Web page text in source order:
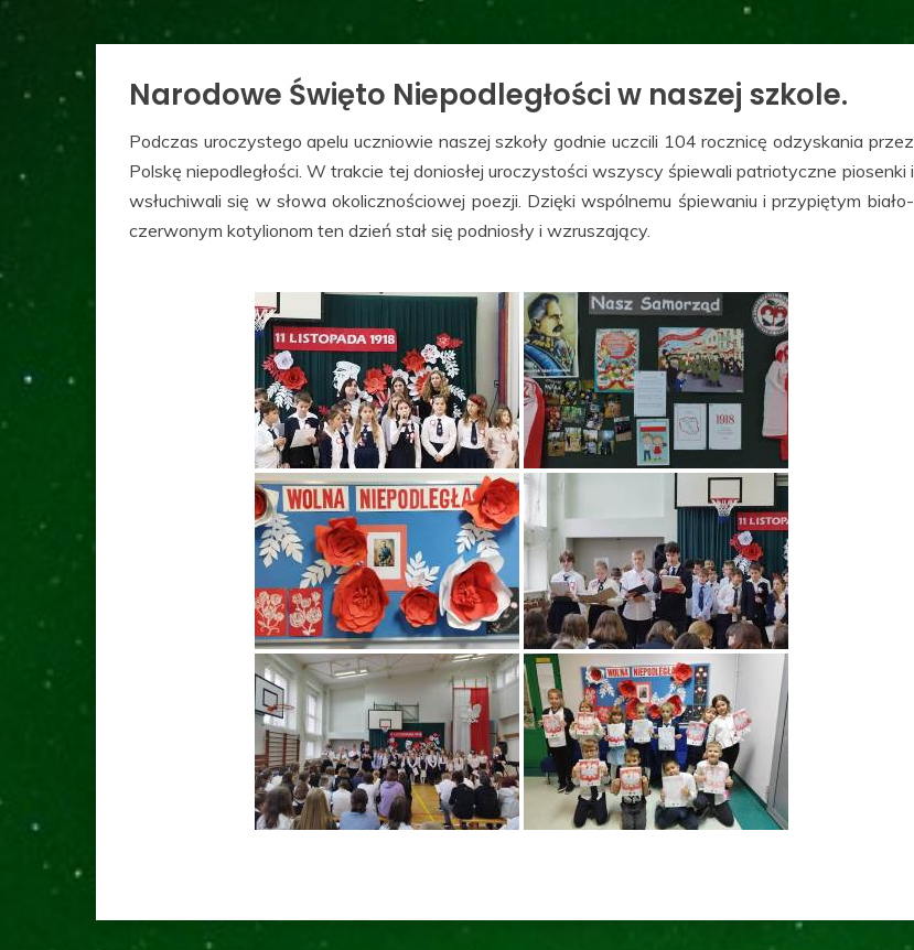
Narodowe Święto Niepodległości w naszej szkole.
Podczas uroczystego apelu uczniowie naszej szkoły godnie uczcili 104 rocznicę odzyskania przez
Polskę niepodległości. W trakcie tej doniosłej uroczystości wszyscy śpiewali patriotyczne piosenki i
wsłuchiwali się w słowa okolicznościowej poezji. Dzięki wspólnemu śpiewaniu i przypiętym biało-
czerwonym kotylionom ten dzień stał się podniosły i wzruszający.